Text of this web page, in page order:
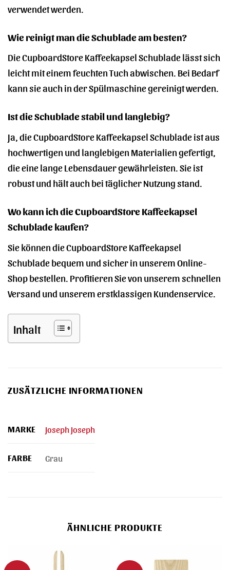
verwendet werden.
Wie reinigt man die Schublade am besten?
Die CupboardStore Kaffeekapsel Schublade lässt sich
leicht mit einem feuchten Tuch abwischen. Bei Bedarf
kann sie auch in der Spülmaschine gereinigt werden.
Ist die Schublade stabil und langlebig?
Ja, die CupboardStore Kaffeekapsel Schublade ist aus
hochwertigen und langlebigen Materialien gefertigt,
die eine lange Lebensdauer gewährleisten. Sie ist
robust und hält auch bei täglicher Nutzung stand.
Wo kann ich die CupboardStore Kaffeekapsel
Schublade kaufen?
Sie können die CupboardStore Kaffeekapsel
Schublade bequem und sicher in unserem Online-
Shop bestellen. Profitieren Sie von unserem schnellen
Versand und unserem erstklassigen Kundenservice.
Inhalt
ZUSÄTZLICHE INFORMATIONEN
MARKE Joseph Joseph
FARBE Grau
ÄHNLICHE PRODUKTE